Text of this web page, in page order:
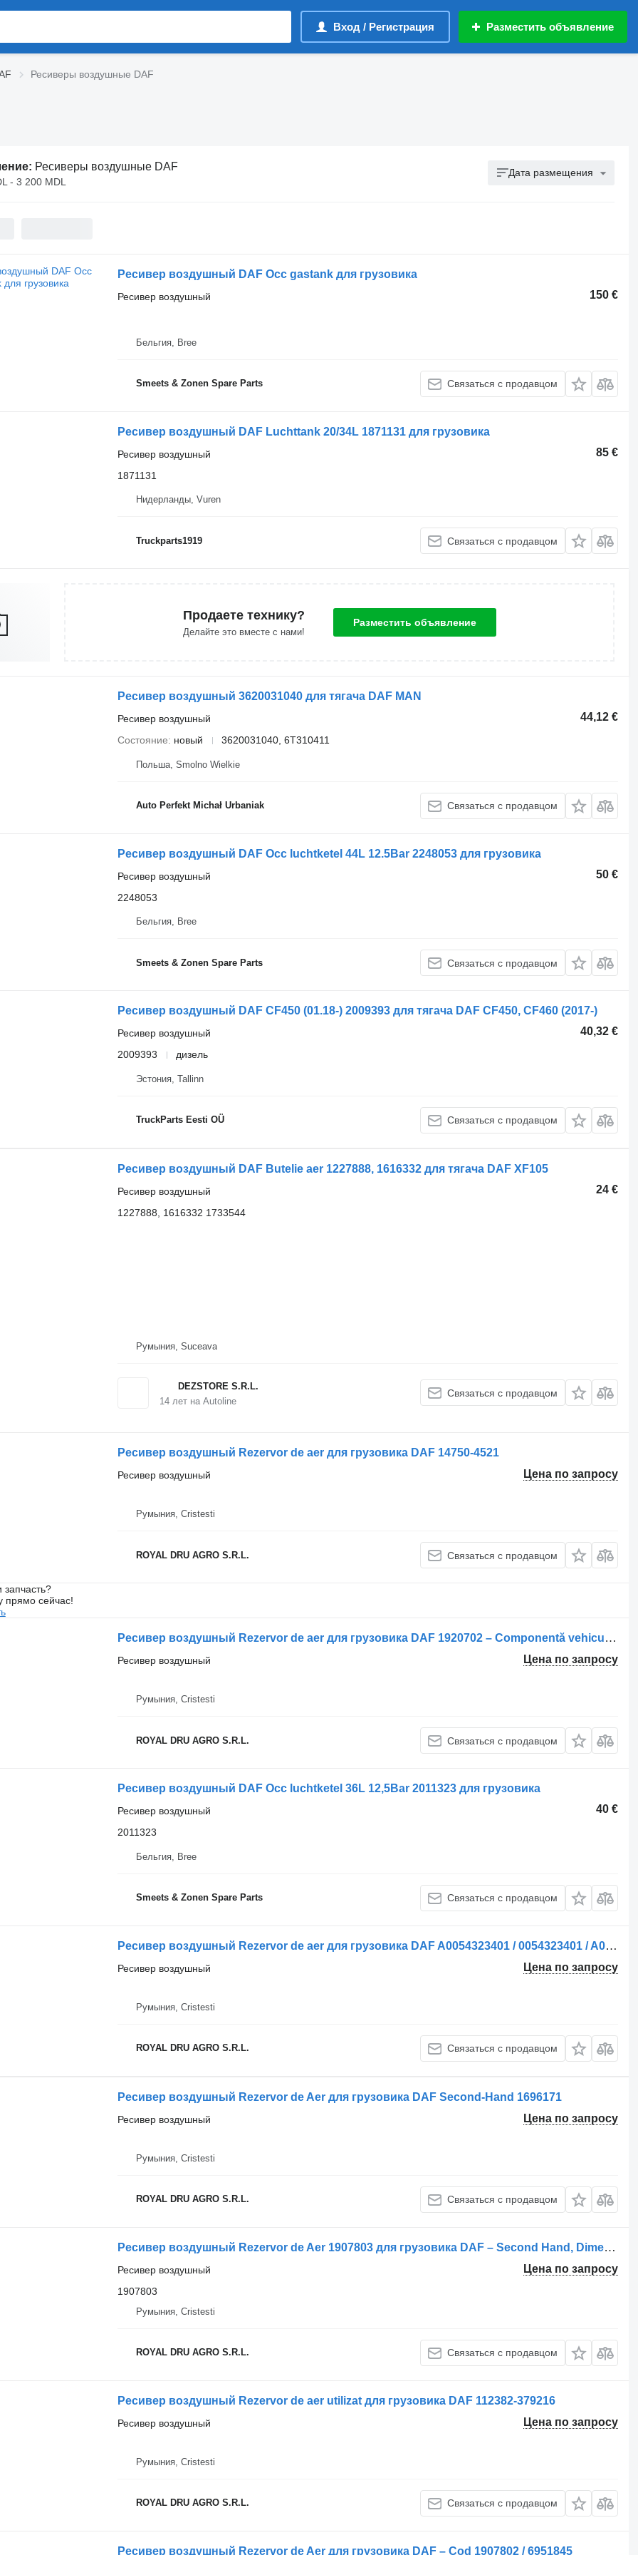
Вход / Регистрация Разместить объявление
Ресиверы воздушные DAF
Ресиверы воздушные DAF
- 3 200 MDL
Дата размещения
Ресивер воздушный DAF Occ gastank для грузовика
150 €
Ресивер воздушный
Бельгия, Bree
Smeets & Zonen Spare Parts Связаться с продавцом
Ресивер воздушный DAF Luchttank 20/34L 1871131 для грузовика
85 €
Ресивер воздушный
1871131
Нидерланды, Vuren
Truckparts1919 Связаться с продавцом
Продаете технику?
Делайте это вместе с нами!
Разместить объявление
Ресивер воздушный 3620031040 для тягача DAF MAN
44,12 €
Ресивер воздушный
Состояние
новый 3620031040, 6T310411
Польша, Smolno Wielkie
Auto Perfekt Michał Urbaniak Связаться с продавцом
Ресивер воздушный DAF Occ luchtketel 44L 12.5Bar 2248053 для грузовика
50 €
Ресивер воздушный
2248053
Бельгия, Bree
Smeets & Zonen Spare Parts Связаться с продавцом
Ресивер воздушный DAF CF450 (01.18-) 2009393 для тягача DAF CF450, CF460 (2017-)
40,32 €
Ресивер воздушный
2009393
дизель
Эстония, Tallinn
TruckParts Eesti OÜ Связаться с продавцом
Ресивер воздушный DAF Butelie aer 1227888, 1616332 для тягача DAF XF105
24 €
Ресивер воздушный
1227888, 1616332 1733544
Румыния, Suceava
DEZSTORE S.R.L.
14лет на Autoline
Связаться с продавцом
Ресивер воздушный Rezervor de aer для грузовика DAF 14750-4521
Цена по запросу
Ресивер воздушный
Румыния, Cristesti
ROYAL DRU AGRO S.R.L. Связаться с продавцом
прямо сейчас!
Ресивер воздушный Rezervor de aer для грузовика DAF 1920702 – Componentă vehicul industrial
Цена по запросу
Ресивер воздушный
Румыния, Cristesti
ROYAL DRU AGRO S.R.L. Связаться с продавцом
Ресивер воздушный DAF Occ luchtketel 36L 12,5Bar 2011323 для грузовика
40 €
Ресивер воздушный
2011323
Бельгия, Bree
Smeets & Zonen Spare Parts Связаться с продавцом
Ресивер воздушный Rezervor de aer для грузовика DAF A0054323401 / 0054323401 / A0044321901 / 0044321901 / A0064324301 / 0064324301
Цена по запросу
Ресивер воздушный
Румыния, Cristesti
ROYAL DRU AGRO S.R.L. Связаться с продавцом
Ресивер воздушный Rezervor de Aer для грузовика DAF Second-Hand 1696171
Цена по запросу
Ресивер воздушный
Румыния, Cristesti
ROYAL DRU AGRO S.R.L. Связаться с продавцом
Ресивер воздушный Rezervor de Aer 1907803 для грузовика DAF – Second Hand, Dimensiuni 30 cm
Цена по запросу
Ресивер воздушный
1907803
Румыния, Cristesti
ROYAL DRU AGRO S.R.L. Связаться с продавцом
Ресивер воздушный Rezervor de aer utilizat для грузовика DAF 112382-379216
Цена по запросу
Ресивер воздушный
Румыния, Cristesti
ROYAL DRU AGRO S.R.L. Связаться с продавцом
Ресивер воздушный Rezervor de Aer для грузовика DAF – Cod 1907802 / 6951845